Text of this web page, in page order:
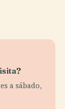
a sábado,